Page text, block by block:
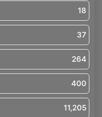
18
37
264
400
11,205